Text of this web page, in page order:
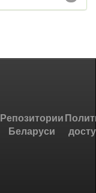
Репозитории
Беларуси